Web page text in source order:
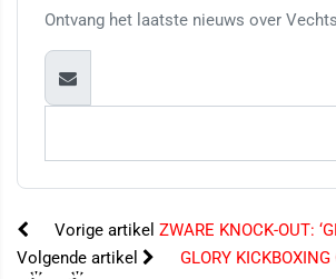
Ontvang het laatste nieuws over
Vorige artikel ZWARE KNOCK-OUT:
Volgende artikel
GLORY